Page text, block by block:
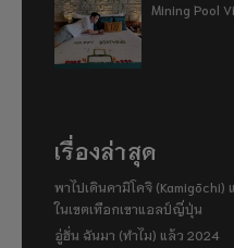
Mining Pool
เรื่องล่าสุด
พาไปเดินคามิโคจิ
ในเขตเทือกเขาแอลป์ญี่ปุ่น
อู่ฮั่น ฉันมา (ทำไม) แล้ว 2024